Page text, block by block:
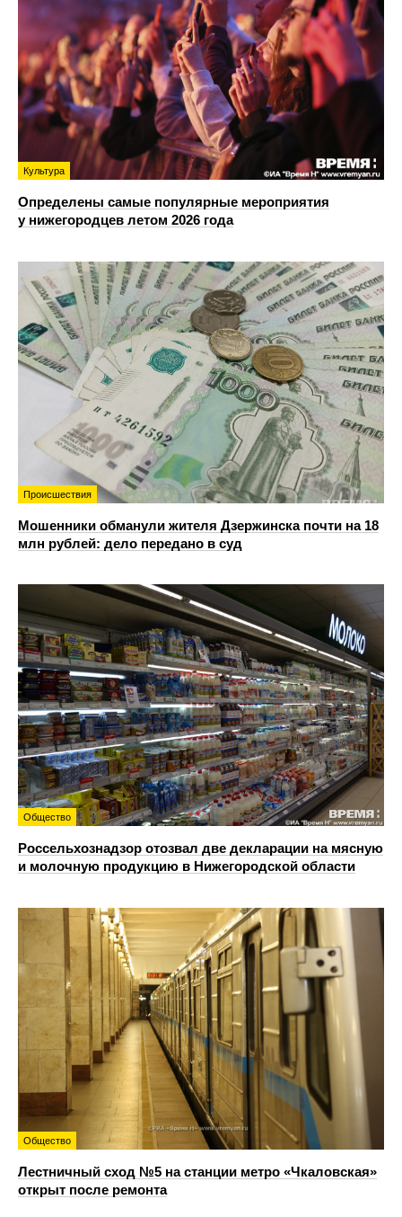
Культура
Определены самые популярные мероприятия
у нижегородцев летом 2026 года
Происшествия
Мошенники обманули жителя Дзержинска почти на 18
млн рублей: дело передано в суд
Общество
Россельхознадзор отозвал две декларации на мясную
и молочную продукцию в Нижегородской области
Общество
Лестничный сход №5 на станции метро «Чкаловская»
открыт после ремонта